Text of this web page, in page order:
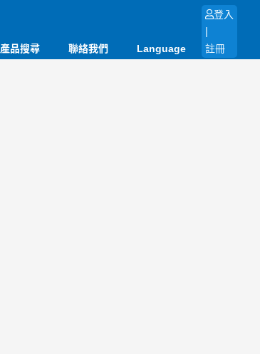
產品搜尋 聯絡我們 Language
登入
|
註冊